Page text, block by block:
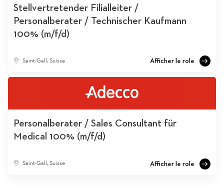
Stellvertretender Filialleiter /
Personalberater / Technischer Kaufmann
100% (m/f/d)
Saint-Gall, Suisse
Personalberater / Sales Consultant für
Medical 100% (m/f/d)
Saint-Gall, Suisse